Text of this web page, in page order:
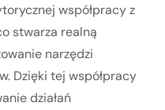
współpracy z
stwarza realną
narzędzi
Dzięki tej współpracy
działań